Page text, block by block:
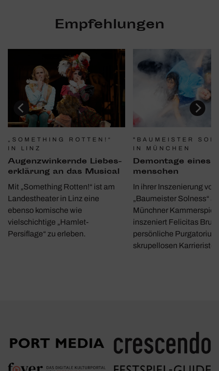
Empfehlungen
„SOMETHING ROTTEN!“
IN LINZ
Augen­zwin­kernde Liebes­
er­klä­rung an das Musical
Mit „Something Rotten!“ ist am
Landestheater in Linz eine
ebenso komische wie
vielschichtige „Hamlet-
Persiflage“ zu erleben.
"BAUMEISTER
IN MÜNCHEN
Demon­tage eines
men­schen
In ihrer Inszenierung von
„Baumeister Solness“
Münchner
inszeniert Felicitas
persönliche
skrupellosen